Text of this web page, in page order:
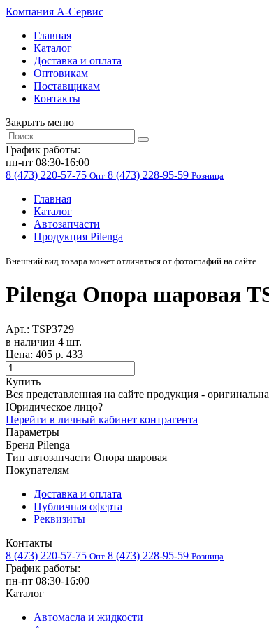
Компания A-Cервис
Главная
Каталог
Доставка и оплата
Оптовикам
Поставщикам
Контакты
Закрыть меню
График работы:
пн-пт 08:30-16:00
8 (473) 220-57-75 Опт 8 (473) 228-95-59 Розница
Главная
Каталог
Автозапчасти
Продукция Pilenga
Внешний вид товара может отличаться от фотографий на сайте.
Pilenga Опора шаровая
Арт.: TSP3729
в наличии 4 шт. ​
Цена: 405 р. 433
Купить
Вся представленная на сайте продукция -
Юридическое лицо?
Перейти в личный кабинет контрагента
Параметры
Бренд Pilenga
Тип автозапчасти Опора шаровая
Покупателям
Доставка и оплата
Публичная оферта
Реквизиты
Контакты
8 (473) 220-57-75 Опт 8 (473) 228-95-59 Розница
График работы:
пн-пт 08:30-16:00
Каталог
Автомасла и жидкости